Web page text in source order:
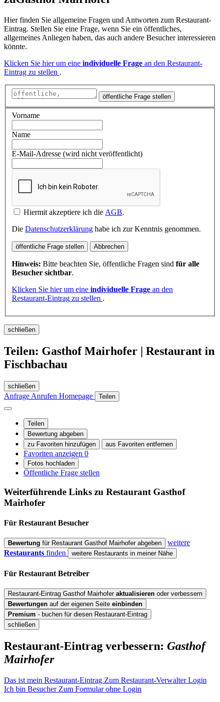
Hier finden Sie allgemeine Fragen und Antworten zum Restaurant-
Eintrag. Stellen Sie eine Frage, wenn Sie ein öffentliches,
allgemeines Anliegen haben, das auch andere Besucher interessieren
könnte.
Klicken Sie hier um eine individuelle Frage an den Restaurant-
Eintrag zu stellen .
öffentliche Frage stellen
Vorname
Name
E-Mail-Adresse (wird nicht veröffentlicht)
Hiermit akzeptiere ich die AGB.
Die Datenschutzerklärung habe ich zur Kenntnis genommen.
öffentliche Frage stellen Abbrechen
Hinweis: Bitte beachten Sie, öffentliche Fragen sind für alle
Besucher sichtbar.
Klicken Sie hier um eine individuelle Frage an den
Restaurant-Eintrag zu stellen .
schließen
Teilen: Gasthof Mairhofer | Restaurant in
Fischbachau
schließen
Anfrage Anrufen Homepage Teilen
Teilen
Bewertung abgeben
zu Favoriten hinzufügen
aus Favoriten entfernen
Favoriten anzeigen 0
Fotos hochladen
Öffentliche Frage stellen
Weiterführende Links zu Restaurant Gasthof
Mairhofer
Für Restaurant Besucher
Bewertung für Restaurant Gasthof Mairhofer abgeben
weitere
Restaurants finden weitere Restaurants in meiner Nähe
Für Restaurant Betreiber
Restaurant-Eintrag Gasthof Mairhofer aktualisieren oder verbessern
Bewertungen auf der eigenen Seite einbinden
Premium - buchen für diesen Restaurant-Eintrag
schließen
Restaurant-Eintrag verbessern: Gasthof
Mairhofer
Das ist mein Restaurant-Eintrag Zum Restaurant-Verwalter Login
Ich bin Besucher Zum Formular ohne Login